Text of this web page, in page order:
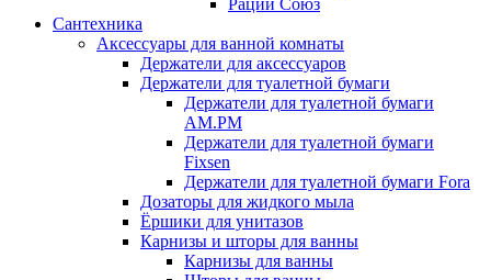
Рации Союз
Сантехника
Аксессуары для ванной комнаты
Держатели для аксессуаров
Держатели для туалетной бумаги
Держатели для туалетной бумаги
AM.PM
Держатели для туалетной бумаги
Fixsen
Держатели для туалетной бумаги Fora
Дозаторы для жидкого мыла
Ёршики для унитазов
Карнизы и шторы для ванны
Карнизы для ванны